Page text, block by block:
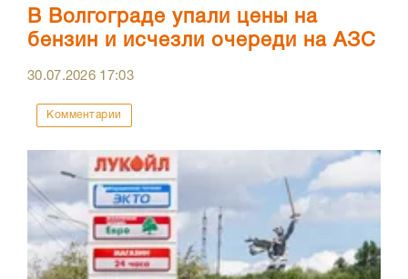
В Волгограде упали цены на
бензин и исчезли очереди на АЗС
30.07.2026 17:03
Комментарии